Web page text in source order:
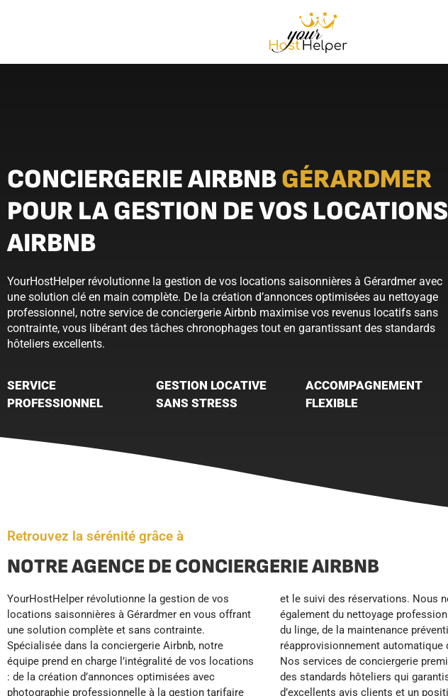
CONCIERGERIE AIRBNBGÉRARDMER
POUR LA GESTION DE VOS LOCATIONS
AIRBNB
YourHostHelper révolutionne la gestion de vos locations saisonnières à Gérardmer avec
une solution clé en main complète. De la création d’annonces optimisées au nettoyage
professionnel, notre service de conciergerie Airbnb maximise vos revenus locatifs sans
contrainte, vous libérant des tâches chronophages tout en garantissant des standards
hôteliers excellents.
SERVICE
PROFESSIONNEL
GESTION LOCATIVE
SANS STRESS
ACCOMPAGNEMENT
FLEXIBLE
Retrouvez la sérénité grâce à
NOTRE AGENCE DE CONCIERGERIE AIRBNB
YourHostHelper révolutionne la gestion de vos
locations saisonnières à Gérardmer en vous offrant
une solution complète et sans contrainte.
Spécialisée dans la conciergerie Airbnb, notre
équipe prend en charge l’intégralité de vos locations
: de la création d’annonces optimisées avec
photographie professionnelle à la gestion tarifaire
et le suivi des réservations. Nous nous occupons
également du nettoyage professionnel, de l’entretien
du linge, de la maintenance préventive et du
réapprovisionnement automatique de vos biens.
Nos services de conciergerie premium appliquent
des standards hôteliers qui garantissent
d’excellents avis clients et un positionnement haut
YourHostHelper, maximisez vos revenus locatifs
tout en profitant de plus de temps libre et moins de
stress. Vos locations fonctionnent en pilote
automatique pendant que nous optimisons leur